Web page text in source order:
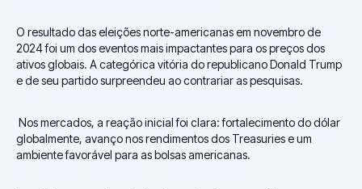
O resultado das eleições norte-americanas em novembro de
2024 foi um dos eventos mais impactantes para os preços dos
ativos globais. A categórica vitória do republicano Donald Trump
e de seu partido surpreendeu ao contrariar as pesquisas.
Nos mercados, a reação inicial foi clara: fortalecimento do dólar
globalmente, avanço nos rendimentos dos Treasuries e um
ambiente favorável para as bolsas americanas.